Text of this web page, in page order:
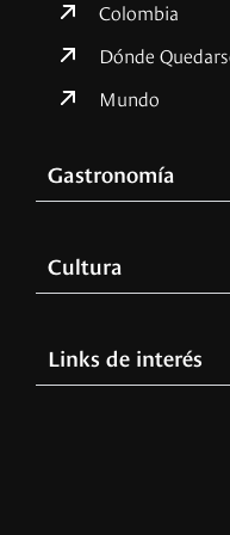
Colombia
Dónde
Mundo
Gastronomía
Cultura
Links de interés